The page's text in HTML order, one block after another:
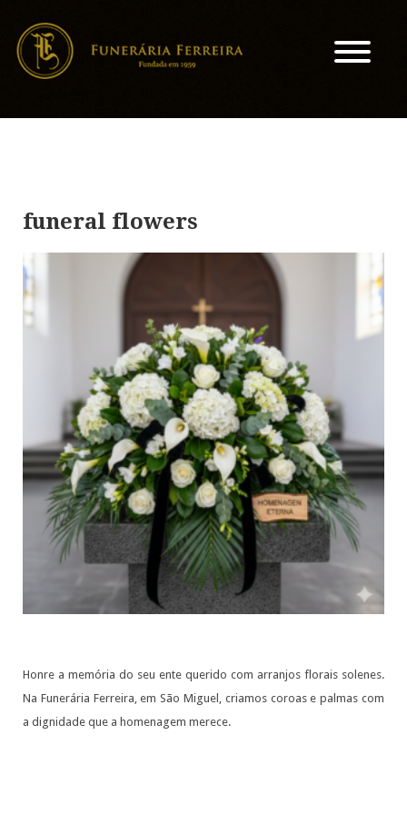
funeral flowers
Honre a memória do seu ente querido com arranjos florais solenes.
Na Funerária Ferreira, em São Miguel, criamos coroas e palmas com
a dignidade que a homenagem merece.